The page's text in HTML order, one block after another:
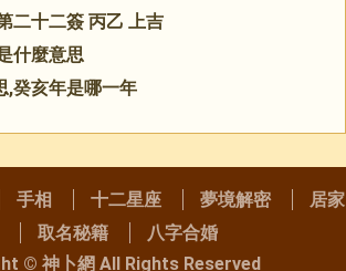
二十二簽 丙乙 上吉
什麼意思
,癸亥年是哪一年
手相 十二星座 夢境解密
居家
取名秘籍
八字合婚
© 神卜網 All Rights Reserved